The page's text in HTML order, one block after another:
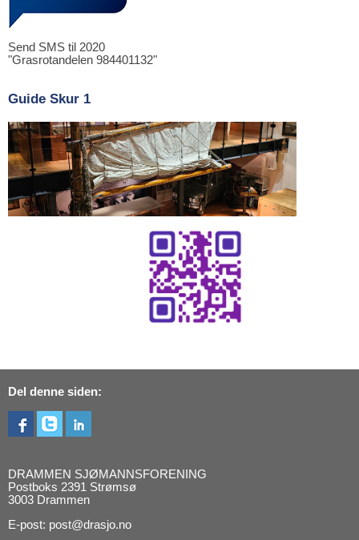
Send SMS til 2020
"Grasrotandelen 984401132"
Guide Skur 1
Del denne siden:
DRAMMEN SJØMANNSFORENING
Postboks 2391 Strømsø
3003 Drammen
E-post: post@drasjo.no